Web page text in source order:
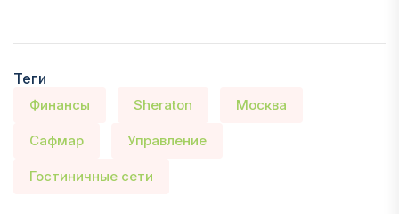
Теги
Финансы Sheraton Москва
Сафмар Управление
Гостиничные сети